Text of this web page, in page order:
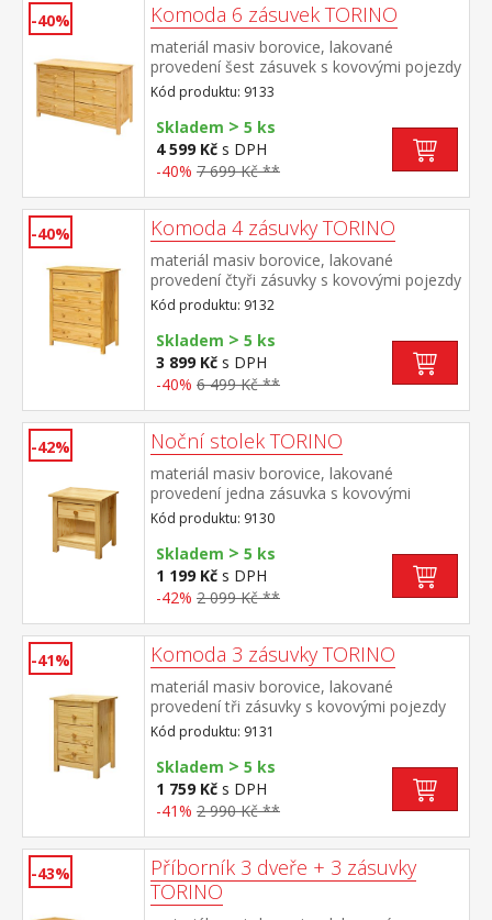
-40% Komoda 6 zásuvek TORINO
materiál masiv borovice, lakované
provedení šest zásuvek s kovovými pojezdy
Kód produktu: 9133
Skladem > 5 ks
4 599 Kč s DPH
-40% 7 699 Kč **
-40% Komoda 4 zásuvky TORINO
materiál masiv borovice, lakované
provedení čtyři zásuvky s kovovými pojezdy
Kód produktu: 9132
Skladem > 5 ks
3 899 Kč s DPH
-40% 6 499 Kč **
-42% Noční stolek TORINO
materiál masiv borovice, lakované
provedení jedna zásuvka s kovovými
pojezdy
Kód produktu: 9130
Skladem > 5 ks
1 199 Kč s DPH
-42% 2 099 Kč **
-41% Komoda 3 zásuvky TORINO
materiál masiv borovice, lakované
provedení tři zásuvky s kovovými pojezdy
Kód produktu: 9131
Skladem > 5 ks
1 759 Kč s DPH
-41% 2 990 Kč **
-43%
Příborník 3 dveře + 3 zásuvky
TORINO